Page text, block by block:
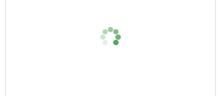
Но абстрагироваться сложно...